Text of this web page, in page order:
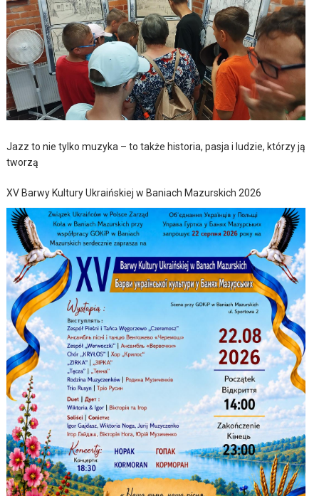
Jazz to nie tylko muzyka – to także historia, pasja i ludzie, którzy ją
tworzą
XV Barwy Kultury Ukraińskiej w Baniach Mazurskich 2026